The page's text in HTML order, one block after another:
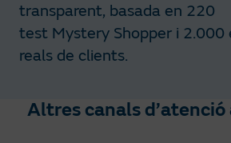
transparent, basada en 220
test Mystery Shopper i 2.000
reals de clients.
Altres canals